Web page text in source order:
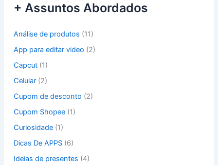
r
p
r
+ Assuntos Abordados
Análise de produtos (11)
App para editar video (2)
Capcut(1)
Celular(2)
Cupom de desconto (2)
Cupom Shopee(1)
Curiosidade(1)
Dicas De APPS(6)
Ideias de presentes (4)